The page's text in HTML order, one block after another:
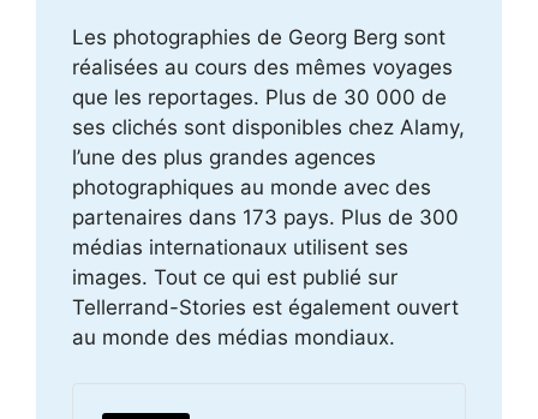
Les photographies de Georg Berg sont
réalisées au cours des mêmes voyages
que les reportages. Plus de 30 000 de
ses clichés sont disponibles chez Alamy,
l’une des plus grandes agences
photographiques au monde avec des
partenaires dans 173 pays. Plus de 300
médias internationaux utilisent ses
images. Tout ce qui est publié sur
Tellerrand-Stories est également ouvert
au monde des médias mondiaux.